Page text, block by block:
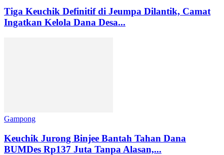
Tiga Keuchik Definitif di Jeumpa Dilantik, Camat
Ingatkan Kelola Dana Desa...
Gampong
Keuchik Jurong Binjee Bantah Tahan Dana
BUMDes Rp137 Juta Tanpa Alasan,...